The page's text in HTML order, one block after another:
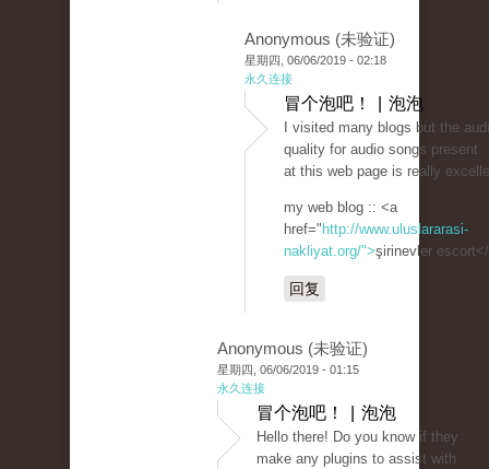
Anonymous (未验证)
星期四, 06/06/2019 - 02:18
永久连接
冒个泡吧！ | 泡泡
I visited many blogs but the
quality for audio songs present
at this web page is really
my web blog :: <a
href=" http://www.uluslararasi-
nakliyat.org/">şirinevler
回复
Anonymous (未验证)
星期四, 06/06/2019 - 01:15
永久连接
冒个泡吧！ | 泡泡
Hello there! Do you know if they
make any plugins to assist with